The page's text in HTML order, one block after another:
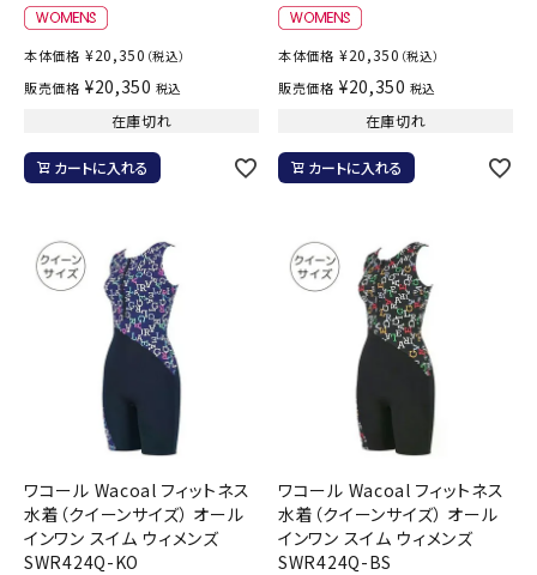
本体価格 ¥20,350 （税込）
販売価格 ¥20,350 税込
在庫切れ
カートに入れる
本体価格 ¥20,350 （税込）
販売価格 ¥20,350 税込
在庫切れ
カートに入れる
ワコール Wacoal フィットネス
水着（クイーンサイズ） オール
インワン スイム ウィメンズ
SWR424Q-KO
ワコール Wacoal フィットネス
水着（クイーンサイズ） オール
インワン スイム ウィメンズ
SWR424Q-BS